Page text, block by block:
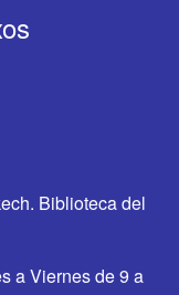
Biblioteca del
a Viernes de 9 a